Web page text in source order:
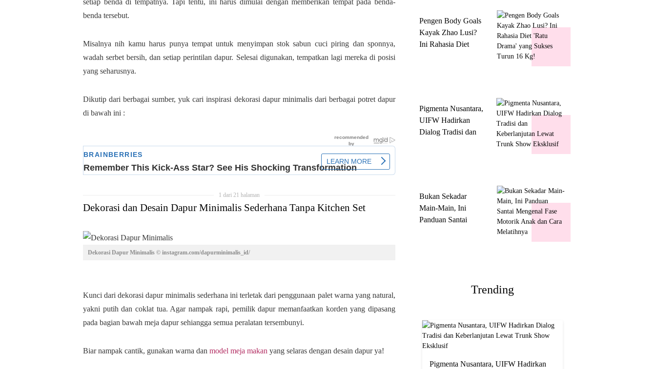
setiap benda di tempatnya. Tapi tentu, ini harus dimulai dengan memberikan tempat pada benda-
benda tersebut.
Misalnya nih kamu harus punya tempat untuk menyimpan stok sabun cuci piring dan sponnya,
wadah serbet bersih, dan setiap perintilan dapur. Selesai digunakan, tempatkan lagi mereka di posisi
yang seharusnya.
Dikutip dari berbagai sumber, yuk cari inspirasi dekorasi dapur minimalis dari berbagai potret dapur
di bawah ini :
1 dari 21 halaman
Dekorasi dan Desain Dapur Minimalis Sederhana Tanpa Kitchen Set
Dekorasi Dapur Minimalis © instagram.com/dapurminimalis_id/
Kunci dari dekorasi dapur minimalis sederhana ini terletak dari penggunaan palet warna yang natural,
yakni putih dan coklat tua. Agar nampak rapi, pemilik dapur memanfaatkan korden yang dipasang
pada bagian bawah meja dapur sehiangga semua peralatan tersembunyi.
Biar nampak cantik, gunakan warna dan model meja makan yang selaras dengan desain dapur ya!
Pengen Body Goals
Kayak Zhao Lusi?
Ini Rahasia Diet
Pigmenta Nusantara,
UIFW Hadirkan
Dialog Tradisi dan
Bukan Sekadar
Main-Main, Ini
Panduan Santai
Trending
Pigmenta Nusantara, UIFW Hadirkan